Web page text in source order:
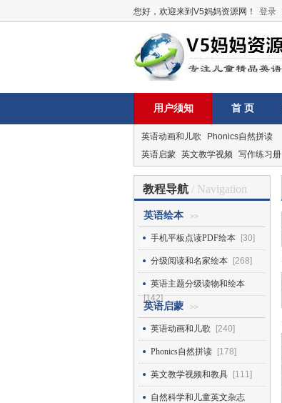
您好，欢迎来到V5妈妈资源网！ 登录
用户须知 首 页
英语动画和儿歌
Phonics自然拼读
英语启蒙 英文教学视频 写作练习册
教程导航 / Navigation
英语绘本 >>
手机平板点读PDF绘本 [30]
分级阅读和名家绘本 [268]
英语主题分级读物和绘本
[142]
英语启蒙 >>
英语动画和儿歌 [240]
Phonics自然拼读 [178]
英文教学视频和教具 [111]
自然科学和儿童英文杂志